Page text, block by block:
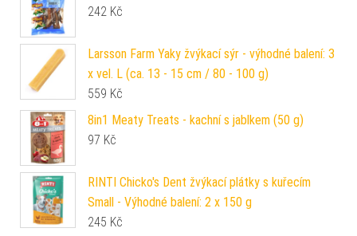
242 Kč
Larsson Farm Yaky žvýkací sýr - výhodné balení: 3
x vel. L (ca. 13 - 15 cm / 80 - 100 g)
559 Kč
8in1 Meaty Treats - kachní s jablkem (50 g)
97 Kč
RINTI Chicko's Dent žvýkací plátky s kuřecím
Small - Výhodné balení: 2 x 150 g
245 Kč